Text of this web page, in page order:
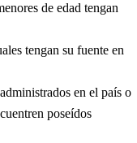
de edad tengan
tengan su fuente en
en el país o
poseídos